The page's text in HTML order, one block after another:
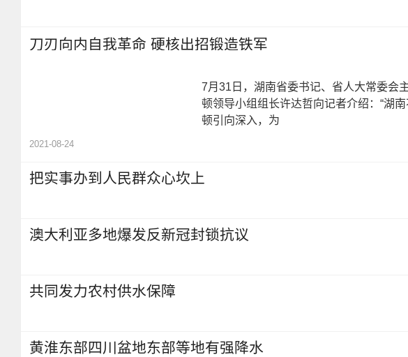
刀刃向内自我革命 硬核出招锻造铁军
7月31日，湖南省委书记、省人大常委会
顿领导小组组长许达哲向记者介绍：“湖
顿引向深入，为
2021-08-24
把实事办到人民群众心坎上
澳大利亚多地爆发反新冠封锁抗议
共同发力农村供水保障
黄淮东部四川盆地东部等地有强降水